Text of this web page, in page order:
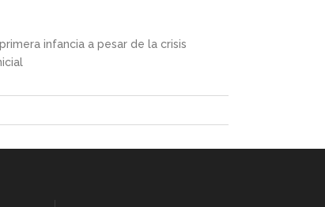
infancia a pesar de la crisis